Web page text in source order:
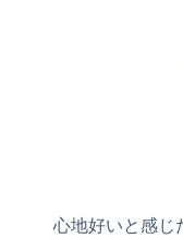
心地好いと感じ